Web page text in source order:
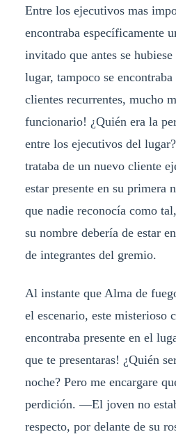
Entre los ejecutivos mas
encontraba específicamente
invitado que antes se
lugar, tampoco se
clientes recurrentes, mucho
funcionario! ¿Quién era la
entre los ejecutivos del
trataba de un nuevo cliente
estar presente en su primera
que nadie reconocía como
su nombre debería de estar
de integrantes del gremio.
Al instante que Alma de
el escenario, este misterioso
encontraba presente en el
que te presentaras! ¿Quién
noche? Pero me encargare
perdición. —El joven no
respecto, por delante de su